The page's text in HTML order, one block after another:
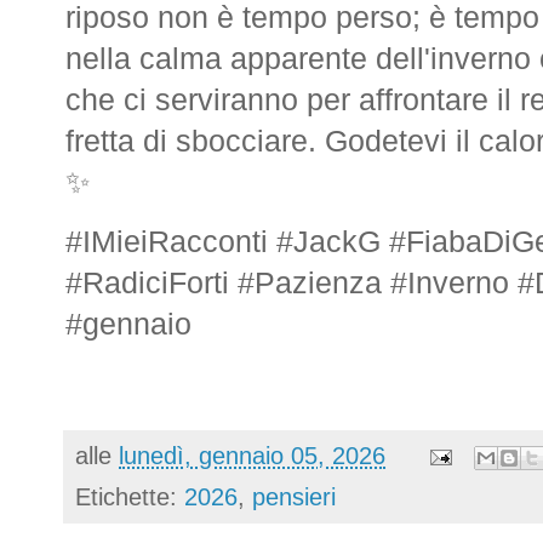
riposo non è tempo perso; è
nella calma apparente
che ci serviranno per affrontare il
fretta di sbocciare. Godetevi il
✨
#IMieiRacconti #JackG
#RadiciForti #Pazienza #Inverno
#gennaio
alle lunedì, gennaio 05, 2026
Etichette: 2026, pensieri